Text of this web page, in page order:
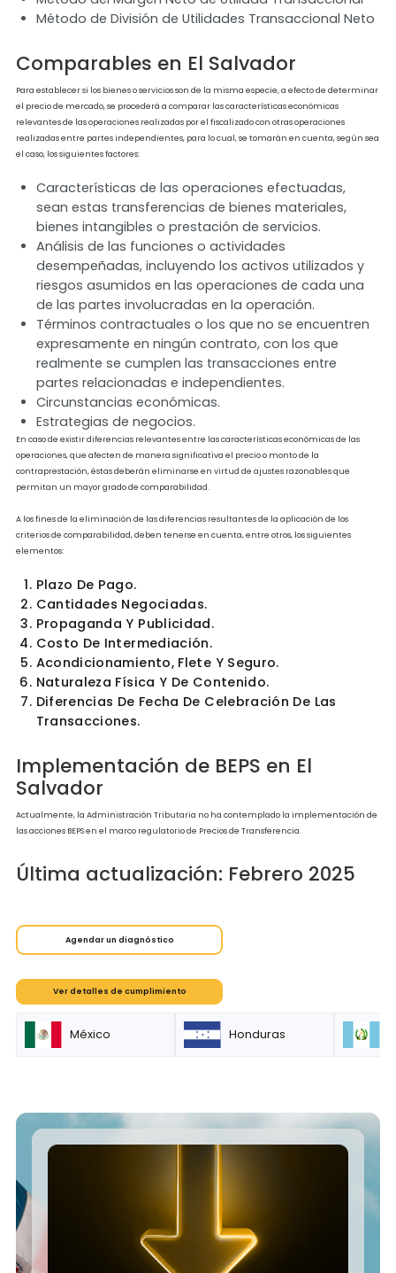
Fecha Límite para preparar la
Documentación en El Salvador
La presentación del “Informe de Operaciones con Sujetos Relacionados” F-982,
realizarse a más tardar dentro de los tres primeros meses siguientes de
ejercicio fiscal.
Documentación en El Salvador
La presentación de la documentación probatoria en materia de precios de
transferencia se encuentra sujeta a requerimiento de la Administración
Estatuto de Limitaciones en El
Salvador
La obligación tributaria sustantiva prescribe en diez años y las facultades de
fiscalización, inspección, investigación y control caduca en tres años.
Métodos de Precios de
en El Salvador
Precio de Mercado (Articulo 199-B)
Método de Precio de Reventa
Método del Costo Adicionado
Método de División de Utilidades Transaccional
Comparables en El Salvador
Para establecer si los bienes o servicios son de la misma especie, a efecto de
relevantes de las operaciones realizadas por el fiscalizado con otras operaciones
realizadas entre partes independientes, para lo cual, se tomarán en cuenta,
Características de las operaciones efectuadas,
bienes intangibles o prestación de servicios.
desempeñadas, incluyendo los activos utilizados
Términos contractuales o los que no se
expresamente en ningún contrato, con los que
realmente se cumplen las transacciones entre
partes relacionadas e independientes.
Circunstancias económicas.
Estrategias de negocios.
permitan un mayor grado de comparabilidad.
A los fines de la eliminación de las diferencias resultantes de la aplicación de los
elementos:
Cantidades Negociadas.
Propaganda Y Publicidad.